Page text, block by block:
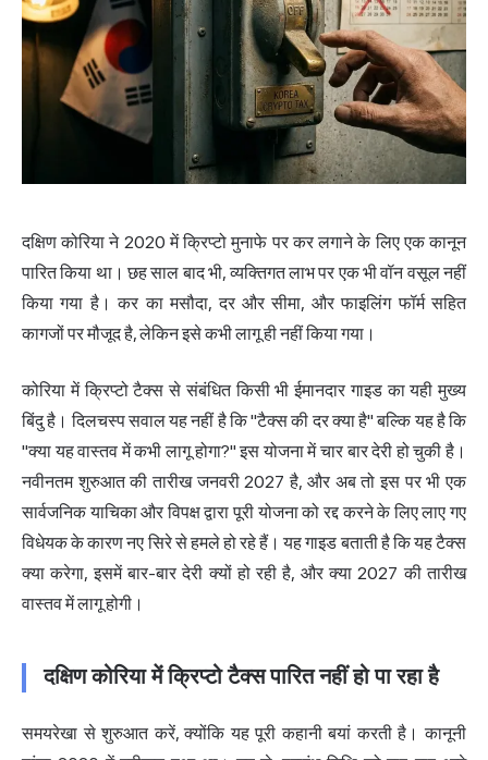
दक्षिण कोरिया ने 2020 में क्रिप्टो मुनाफे पर कर लगाने के लिए एक कानून
पारित किया था। छह साल बाद भी, व्यक्तिगत लाभ पर एक भी वॉन वसूल नहीं
किया गया है। कर का मसौदा, दर और सीमा, और फाइलिंग फॉर्म सहित
कागजों पर मौजूद है, लेकिन इसे कभी लागू ही नहीं किया गया।
कोरिया मेंक्रिप्टो टैक्स से संबंधित किसी भी ईमानदार गाइड का यही मुख्य
बिंदु है। दिलचस्प सवाल यह नहीं है कि "टैक्स की दर क्या है" बल्कि यह है कि
"क्या यह वास्तव में कभी लागू होगा?" इस योजना में चार बार देरी हो चुकी है।
नवीनतम शुरुआत की तारीख जनवरी 2027 है, और अब तो इस पर भी एक
सार्वजनिक याचिका और विपक्ष द्वारा पूरी योजना को रद्द करने के लिए लाए गए
विधेयक के कारण नए सिरे से हमले हो रहे हैं। यह गाइड बताती है कि यह टैक्स
क्या करेगा, इसमें बार-बार देरी क्यों हो रही है, और क्या 2027 की तारीख
वास्तव में लागू होगी।
दक्षिण कोरिया में क्रिप्टो टैक्स पारित नहीं हो पा रहा है
समयरेखा से शुरुआत करें, क्योंकि यह पूरी कहानी बयां करती है। कानूनी